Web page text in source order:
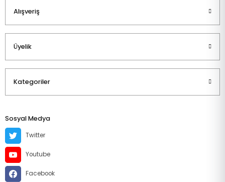
Alışveriş
Üyelik
Kategoriler
Sosyal Medya
Twitter
Youtube
Facebook